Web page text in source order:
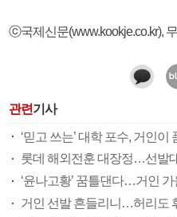
ⓒ국제신문(www.kookje.co.kr),
관련기사
‘믿고 쓰는’ 대학 포수, 거인
롯데 해외전훈 대장정…선발
‘윤나고황’ 꿈틀댄다…거인
거인 선발 흔들리니…허리도